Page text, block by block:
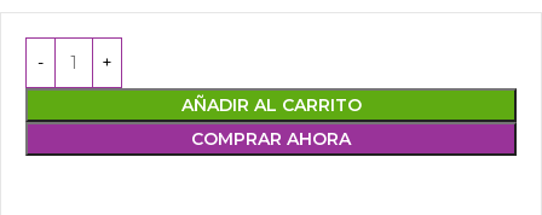
AÑADIR AL CARRITO
COMPRAR AHORA